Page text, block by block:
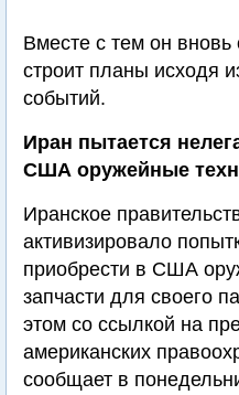
Вместе с тем он вновь
строит планы исходя
событий.
Иран пытается
США оружейные
Иранское
активизировало
приобрести в США
запчасти для своего
этом со ссылкой на
американских
сообщает в